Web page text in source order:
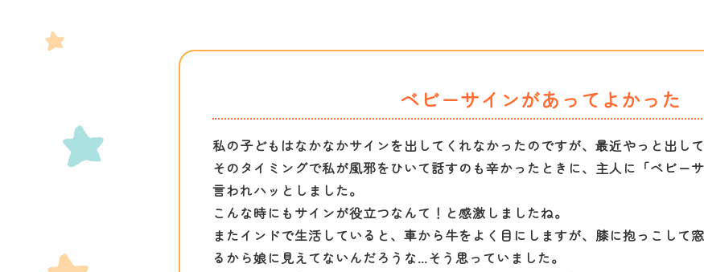
ベビーサインがあってよかった
私の子どもはなかなかサインを出してくれなかったのですが、最近やっと出して
そのタイミングで私が風邪をひいて話すのも辛かったときに、主人に「ベビー
言われハッとしました。
こんな時にもサインが役立つなんて！と感激しましたね。
またインドで生活していると、車から牛をよく目にしますが、膝に抱っこして
るから娘に見えてないんだろうな…そう思っていました。